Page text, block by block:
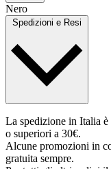
Nero
Spedizioni e Resi
La spedizione in Italia
o superiori a 30€.
Alcune promozioni in
gratuita sempre.